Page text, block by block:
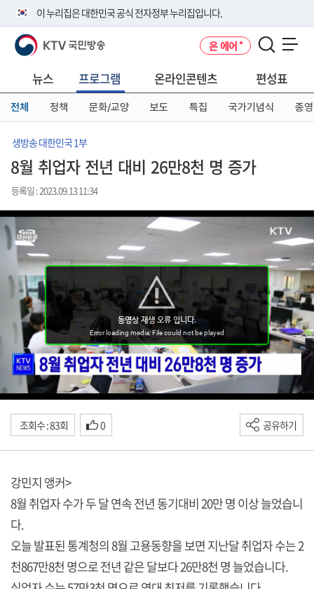
이 누리집은 대한민국 공식 전자정부 누리집입니다.
공식 누리집 주소 확인하기
니다.
이밖에 or.kr 또는 .kr등 다른 도메인 주소를 사용하고 있다면 아래 URL에
서 도메인 주소를 확인해 보세요
KTV 국민방송 온 에어
뉴스 프로그램 온라인콘텐츠 편성표
전체 정책 문화/교양 보도 특집 국가기념식 종영
생방송 대한민국 1부
8월 취업자 전년 대비 26만8천 명 증가
등록일 : 2023.09.13 11:34
조회수 : 83회 0 공유하기
강민지 앵커>
8월 취업자 수가 두 달 연속 전년 동기대비 20만 명 이상 늘었습니
다.
오늘 발표된 통계청의 8월 고용동향을 보면 지난달 취업자 수는 2
천867만8천 명으로 전년 같은 달보다 26만8천 명 늘었습니다.